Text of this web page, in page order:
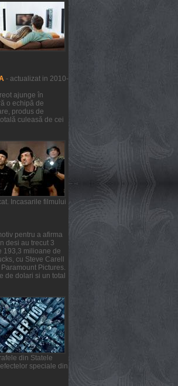
- actualizat in 2010-
ajunge în
o echipă de
produs de
culeasă de cei
Incasarile filmului
pentru a afirma
desi au trecut 3
193,3 milioane de
cu Steve Carell
Pictures.
de dolari si un total
din Statele
speciale din